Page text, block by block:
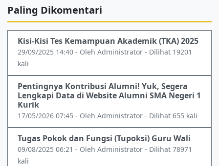
Paling Dikomentari
Kisi-Kisi Tes Kemampuan Akademik (TKA) 2025
29/09/2025 14:40 - Oleh Administrator - Dilihat 19201
kali
Pentingnya Kontribusi Alumni! Yuk, Segera
Lengkapi Data di Website Alumni SMA Negeri 1
Kurik
17/05/2026 07:45 - Oleh Administrator - Dilihat 655 kali
Tugas Pokok dan Fungsi (Tupoksi) Guru Wali
09/08/2025 06:21 - Oleh Administrator - Dilihat 78971
kali